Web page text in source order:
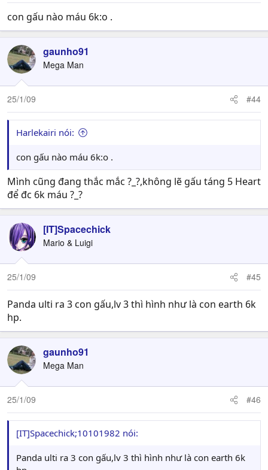
con gấu nào máu 6k:o .
gaunho91
Mega Man
25/1/09 #44
Harlekairi nói:
con gấu nào máu 6k:o .
Mình cũng đang thắc mắc ?_?,không lẽ gấu táng 5 Heart
để đc 6k máu ?_?
[IT]Spacechick
Mario & Luigi
25/1/09 #45
Panda ulti ra 3 con gấu,lv 3 thì hình như là con earth 6k
hp.
gaunho91
Mega Man
25/1/09 #46
[IT]Spacechick;10101982 nói:
Panda ulti ra 3 con gấu,lv 3 thì hình như là con earth 6k